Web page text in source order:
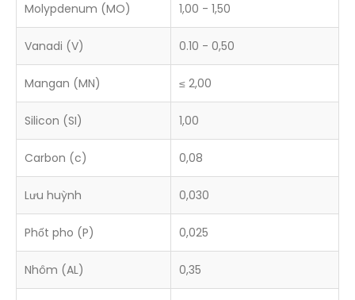
Molypdenum (MO) 1,00 - 1,50
Vanadi (V) 0.10 - 0,50
Mangan (MN) ≤ 2,00
Silicon (SI) 1,00
Carbon (c) 0,08
Lưu huỳnh 0,030
Phốt pho (P) 0,025
Nhôm (AL) 0,35